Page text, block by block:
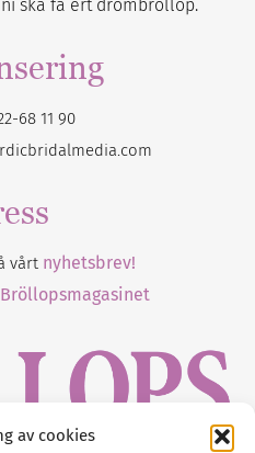
av cookies
ska få ert drömbröllop.
68 11 90
vårt nyhetsbrev!